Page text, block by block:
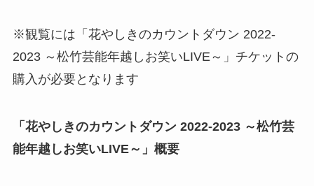
※観覧には「花やしきのカウントダウン 2022-
2023 ～松竹芸能年越しお笑いLIVE～」チケットの
購入が必要となります
「花やしきのカウントダウン 2022-2023 ～松竹芸
能年越しお笑いLIVE～」概要